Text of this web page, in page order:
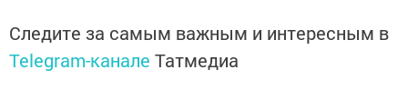
Следите за самым важным и интересным в
Telegram-канале Татмедиа